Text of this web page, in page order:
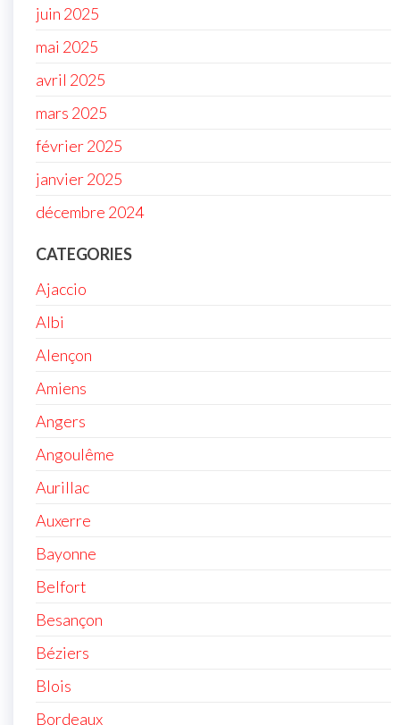
juin 2025
mai 2025
avril 2025
mars 2025
février 2025
janvier 2025
décembre 2024
CATEGORIES
Ajaccio
Albi
Alençon
Amiens
Angers
Angoulême
Aurillac
Auxerre
Bayonne
Belfort
Besançon
Béziers
Blois
Bordeaux